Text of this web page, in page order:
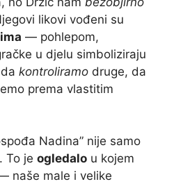
likovi vođeni su
— pohlepom,
u djelu simboliziraju
kontroliramo druge, da
prema vlastitim
Nadina” nije samo
To je ogledalo u kojem
naše male i velike